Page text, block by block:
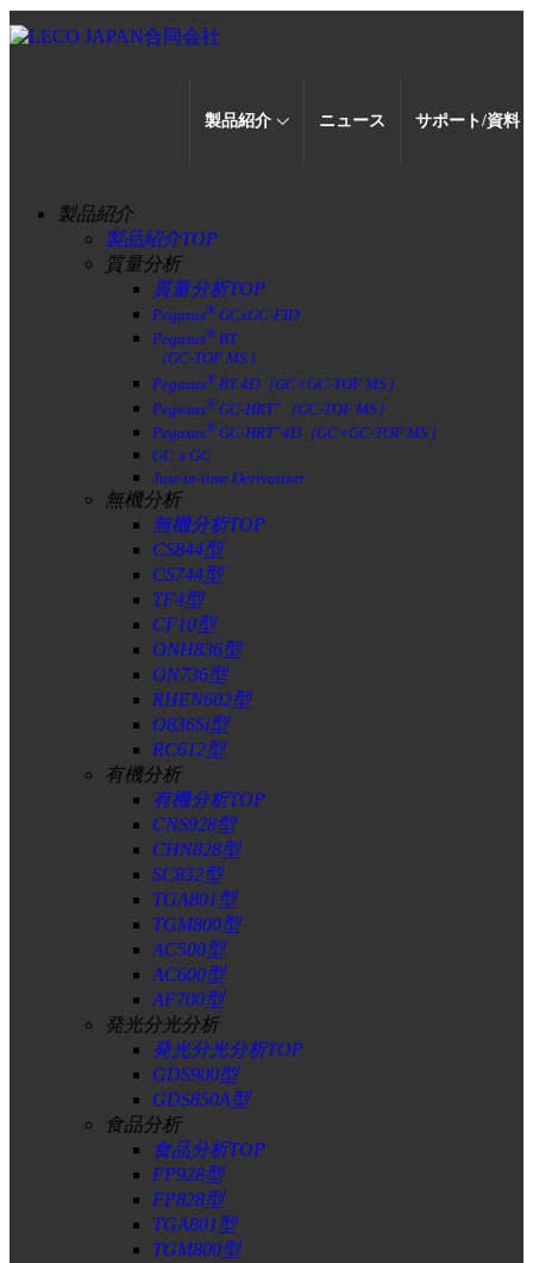
製品紹介
Pegasus
TOFMS）
Pegasus®GC-
4D（GC×GC-HR
TOFMS）
Paradigm Flow Modulator
and Shift Flow Splitter
SD(GCxGC-FID)
GCxGCとは？
L-PAL3 Derivatizer
無機分析 有機
ニュース サポート/資料
機種別
アプリケーショ
メッセージ 沿革
インボイス制
会社全般について 製品について
製品紹介
製品紹介TOP
質量分析
質量分析TOP
Pegasus® GCxGC-FID
Pegasus® BT
（GC-TOF MS）
Pegasus® BT 4D（GC×GC-TOF MS）
Pegasus® GC-HRT+
（GC-TOF MS）
Pegasus® GC-HRT+4D（GC×GC-TOF MS）
GCｘGC
Just-in-time Derivatizer
無機分析
無機分析TOP
CS844型
CS744型
TF4型
CF10型
ONH836型
ON736型
RHEN602型
O836Si型
RC612型
有機分析
有機分析TOP
CNS928型
CHN828型
SC832型
TGA801型
TGM800型
AC500型
AC600型
AF700型
発光分光分析
発光分光分析TOP
GDS900型
GDS850A型
食品分析
食品分析TOP
FP928型
FP828型
TGA801型
TGM800型